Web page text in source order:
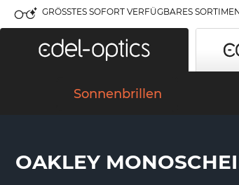
GRÖSSTES SOFORT VERFÜGBARES
Sonnenbrillen
OAKLEY